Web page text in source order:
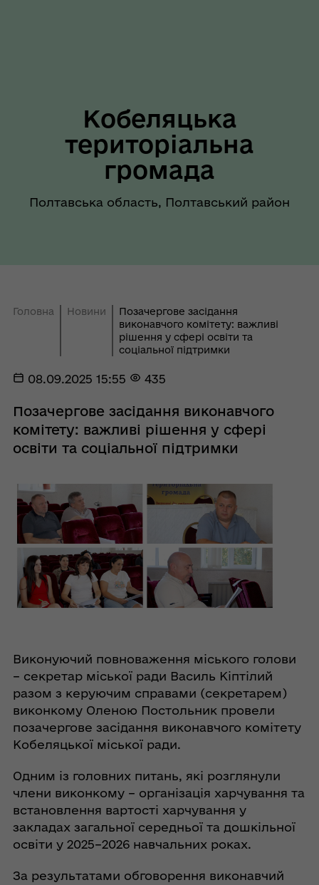
Кобеляцька
територіальна
громада
Полтавська область, Полтавський район
Головна Новини
Позачергове засідання
виконавчого комітету: важливі
рішення у сфері освіти та
соціальної підтримки
08.09.2025 15:55 435
Позачергове засідання виконавчого
комітету: важливі рішення у сфері
освіти та соціальної підтримки
Виконуючий повноваження міського голови
– секретар міської ради Василь Кіптілий
разом з керуючим справами (секретарем)
виконкому Оленою Постольник провели
позачергове засідання виконавчого комітету
Кобеляцької міської ради.
Одним із головних питань, які розглянули
члени виконкому – організація харчування та
встановлення вартості харчування у
закладах загальної середньої та дошкільної
освіти у 2025–2026 навчальних роках.
За результатами обговорення виконавчий